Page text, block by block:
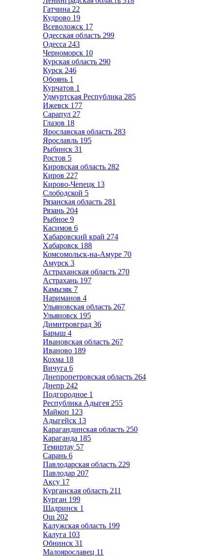
Гатчина 22
Кудрово 19
Всеволожск 17
Одесская область 299
Одесса 243
Черноморск 10
Курская область 290
Курск 246
Обоянь 1
Курчатов 1
Удмуртская Республика 285
Ижевск 177
Сарапул 27
Глазов 18
Ярославская область 283
Ярославль 195
Рыбинск 31
Ростов 5
Кировская область 282
Киров 227
Кирово-Чепецк 13
Слободской 5
Рязанская область 281
Рязань 204
Рыбное 9
Касимов 6
Хабаровский край 274
Хабаровск 188
Комсомольск-на-Амуре 70
Амурск 3
Астраханская область 270
Астрахань 197
Камызяк 7
Нариманов 4
Ульяновская область 267
Ульяновск 195
Димитровград 36
Барыш 4
Ивановская область 267
Иваново 189
Кохма 18
Вичуга 6
Днепропетровская область 264
Днепр 242
Подгородное 1
Республика Адыгея 255
Майкоп 123
Адыгейск 13
Карагандинская область 250
Караганда 185
Темиртау 57
Сарань 6
Павлодарская область 229
Павлодар 207
Аксу 17
Курганская область 211
Курган 199
Шадринск 1
Ош 202
Калужская область 199
Калуга 103
Обнинск 31
Малоярославец 11